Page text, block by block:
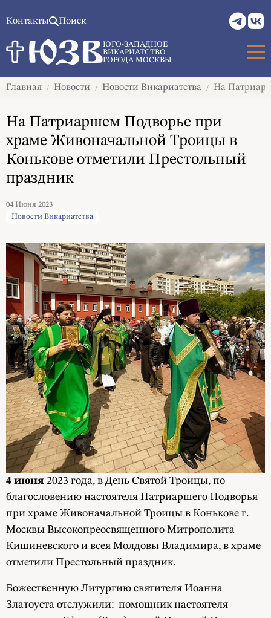
Контакты Поиск
ЮГО-ЗАПАДНОЕ
ВИКАРИАТСТВО
ГОРОДА МОСКВЫ
Главная / Новости / Новости Викариатства / На
На Патриаршем Подворье при
храме Живоначальной Троицы в
Конькове отметили Престольный
праздник
04 Июня 2023
Новости Викариатства
4 июня 2023 года, в День Святой Троицы, по
благословению настоятеля Патриаршего Подворья
при храме Живоначальной Троицы в Конькове г.
Москвы Высокопреосвященного Митрополита
Кишиневского и всея Молдовы Владимира, в храме
отметили Престольный праздник.
Божественную Литургию святителя Иоанна
Златоуста отслужили: помощник настоятеля